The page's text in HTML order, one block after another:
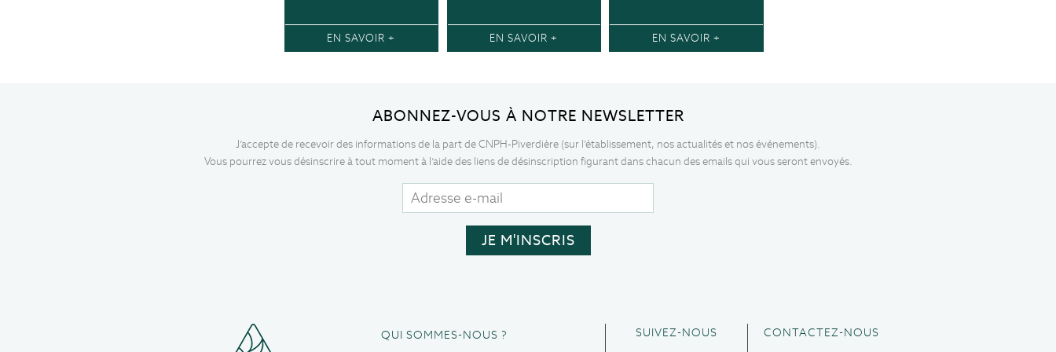
EN SAVOIR + EN SAVOIR + EN SAVOIR +
ABONNEZ-VOUS À NOTRE NEWSLETTER
J’accepte de recevoir des informations de la part de CNPH-Piverdière (sur l’établissement, nos actualités et nos événements).
Vous pourrez vous désinscrire à tout moment à l’aide des liens de désinscription figurant dans chacun des emails qui vous seront envoyés.
QUI SOMMES-NOUS ?
SUIVEZ-NOUS CONTACTEZ-NOUS